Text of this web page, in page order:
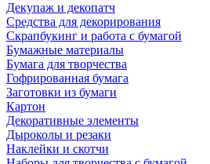
Декупаж и декопатч
Средства для декорирования
Скрапбукинг и работа с бумагой
Бумажные материалы
Бумага для творчества
Гофрированная бумага
Заготовки из бумаги
Картон
Декоративные элементы
Дыроколы и резаки
Наклейки и скотчи